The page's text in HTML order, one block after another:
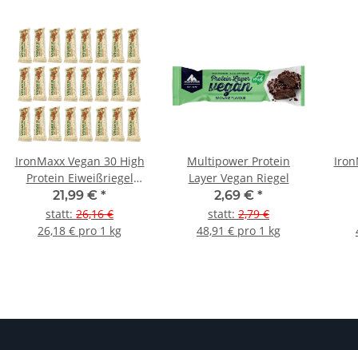
IronMaxx Vegan 30 High
Protein Eiweißriegel
24er Box
21,99 € *
statt: 26,16 €
26,18 € pro 1 kg
Multipower Protein
Layer Vegan Riegel
2,69 € *
statt: 2,79 €
48,91 € pro 1 kg